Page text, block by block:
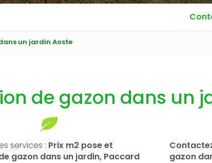
un jardin Aoste
de gazon dans un
services : Prix m2 pose et
gazon dans un jardin, Paccard
gazon